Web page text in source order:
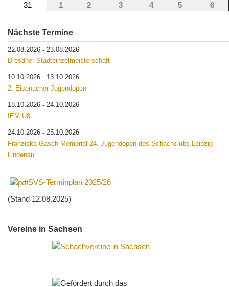
31
1 2 3 4 5 6
Nächste Termine
22.08.2026 - 23.08.2026
Dresdner Stadteinzelmeisterschaft
10.10.2026 - 13.10.2026
2. Eisenacher Jugendopen
18.10.2026 - 24.10.2026
IEM U8
24.10.2026 - 25.10.2026
Franziska Gasch Memorial 24. Jugendopen des Schachclubs Leipzig -
Lindenau
SVS-Terminplan 2025/26
(Stand 12.08.2025)
Vereine in Sachsen